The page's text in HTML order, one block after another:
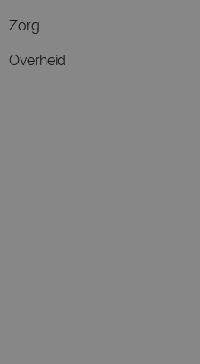
Zorg
Overheid